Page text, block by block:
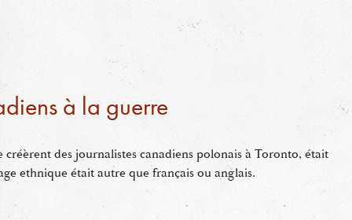
à la guerre
créèrent des journalistes canadiens polonais à Toronto, était
ethnique était autre que français ou anglais.